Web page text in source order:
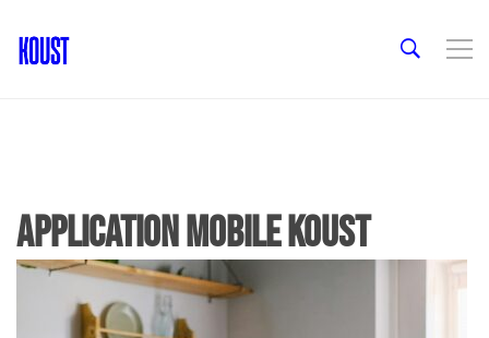
application mobile koust